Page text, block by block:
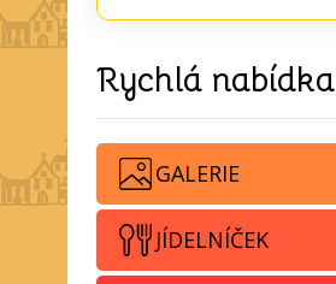
Rychlá nabídka
GALERIE
JÍDELNÍČEK